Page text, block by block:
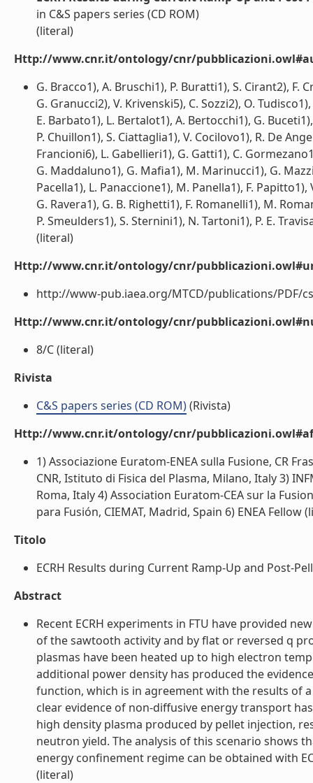
in C&S papers series (CD ROM)
(literal)
Http://www.cnr.it/ontology/cnr/
G. Bracco1), A. Bruschi1), P. Buratti1), S. Cirant2), F.
G. Granucci2), V. Krivenski5), C. Sozzi2), O.
E. Barbato1), L. Bertalot1), A. Bertocchi1), G.
P. Chuillon1), S. Ciattaglia1), V. Cocilovo1), R. De
Francioni6), L. Gabellieri1), G. Gatti1), C.
G. Maddaluno1), G. Mafia1), M. Marinucci1), G.
Pacella1), L. Panaccione1), M. Panella1), F.
G. Ravera1), G. B. Righetti1), F. Romanelli1), M.
P. Smeulders1), S. Sternini1), N. Tartoni1), P. E.
(literal)
Http://www.cnr.it/ontology/cnr/
http://www-pub.iaea.org/MTCD/publications/PDF/
Http://www.cnr.it/ontology/cnr/
8/C (literal)
Rivista
C&S papers series (CD ROM)(Rivista)
Http://www.cnr.it/ontology/cnr/
1) Associazione Euratom-ENEA sulla Fusione, CR
CNR, Istituto di Fisica del Plasma, Milano, Italy 3)
Roma, Italy 4) Association Euratom-CEA sur la
para Fusión, CIEMAT, Madrid, Spain 6) ENEA Fellow
Titolo
ECRH Results during Current Ramp-Up and Post-
Abstract
Recent ECRH experiments in FTU have provided
of the sawtooth activity and by flat or reversed q
plasmas have been heated up to high electron
additional power density has produced the
function, which is in agreement with the results of
clear evidence of non-diffusive energy transport
high density plasma produced by pellet injection,
neutron yield. The analysis of this scenario shows
energy confinement regime can be obtained with
(literal)